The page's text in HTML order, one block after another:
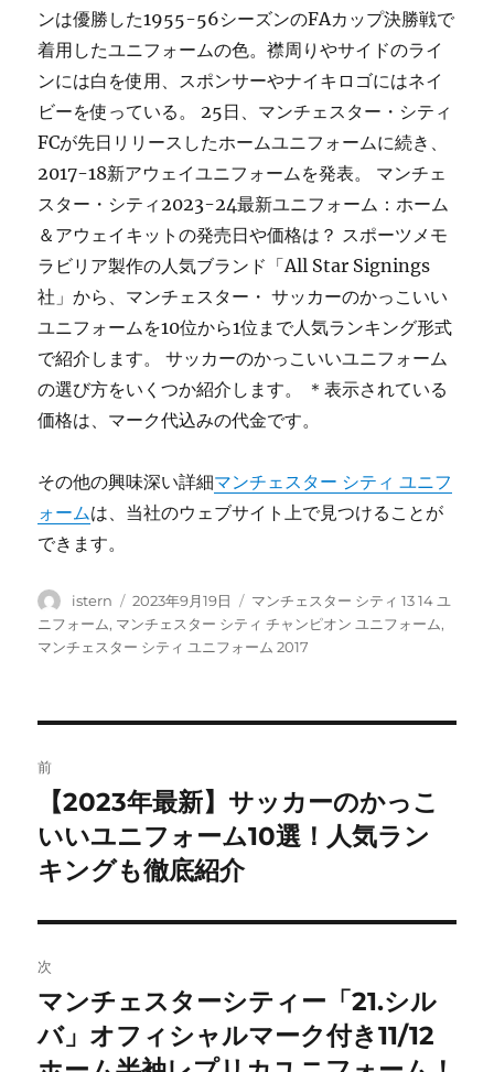
ンは優勝した1955-56シーズンのFAカップ決勝戦で
着用したユニフォームの色。襟周りやサイドのライ
ンには白を使用、スポンサーやナイキロゴにはネイ
ビーを使っている。 25日、マンチェスター・シティ
FCが先日リリースしたホームユニフォームに続き、
2017-18新アウェイユニフォームを発表。 マンチェ
スター・シティ2023-24最新ユニフォーム：ホーム
＆アウェイキットの発売日や価格は？ スポーツメモ
ラビリア製作の人気ブランド「All Star Signings
社」から、マンチェスター・ サッカーのかっこいい
ユニフォームを10位から1位まで人気ランキング形式
で紹介します。 サッカーのかっこいいユニフォーム
の選び方をいくつか紹介します。 ＊表示されている
価格は、マーク代込みの代金です。
その他の興味深い詳細マンチェスター シティ ユニフ
ォームは、当社のウェブサイト上で見つけることが
できます。
投
稿
者
istern
投
稿
日:
2023年9月19日
タ
グ
マンチェスター シティ 13 14 ユ
ニフォーム, マンチェスター シティ チャンピオン ユニフォーム,
マンチェスター シティ ユニフォーム 2017
稿
ナ
ビ
ゲ
ー
シ
前
の
投
【2023年最新】サッカーのかっこ
いいユニフォーム10選！人気ラン
キングも徹底紹介
次
次
の
投
マンチェスターシティー「21.シル
バ」オフィシャルマーク付き11/12